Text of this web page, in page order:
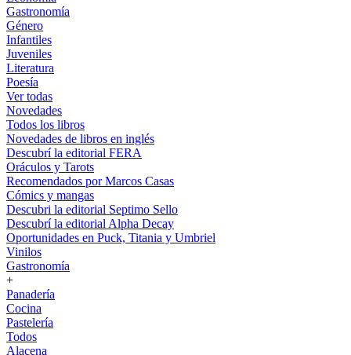
Gastronomía
Género
Infantiles
Juveniles
Literatura
Poesía
Ver todas
Novedades
Todos los libros
Novedades de libros en inglés
Descubrí la editorial FERA
Oráculos y Tarots
Recomendados por Marcos Casas
Cómics y mangas
Descubri la editorial Septimo Sello
Descubrí la editorial Alpha Decay
Oportunidades en Puck, Titania y Umbriel
Vinilos
Gastronomía
+
Panadería
Cocina
Pastelería
Todos
Alacena